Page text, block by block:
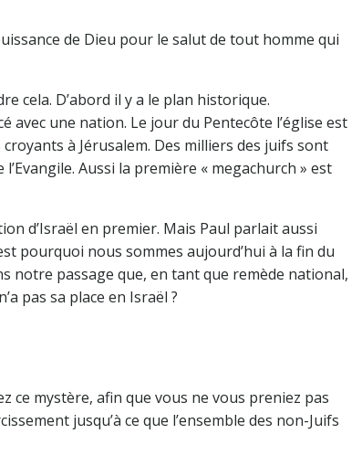
de Dieu pour le salut de tout homme qui
cela. D’abord il y a le plan historique.
avec une nation. Le jour du Pentecôte l’église est
à Jérusalem. Des milliers des juifs sont
Aussi la première « megachurch » est
d’Israël en premier. Mais Paul parlait aussi
pourquoi nous sommes aujourd’hui à la fin du
notre passage que, en tant que remède national,
pas sa place en Israël ?
ce mystère, afin que vous ne vous preniez pas
jusqu’à ce que l’ensemble des non-Juifs